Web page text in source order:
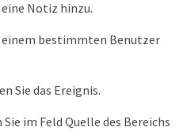
eine Notiz hinzu.
einem bestimmten Benutzer
Sie das Ereignis.
im Feld Quelle des Bereichs